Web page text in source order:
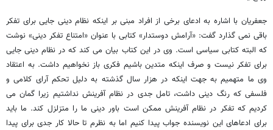
جعفریان با اشاره به ادعای برخی از افراد مبنی بر اینکه نظام دینی جایی برای تفکر
باقی نمی گذارد گفت: «آرامش دوستدار» کتابی با عنوان «امتناع تفکر دینی» نوشت
که البته کتابی سیاسی است. وی در این کتاب بیان می کند که در نظام دینی جایی
برای تفکر نیست و صرف اینکه متدین باشیم فکری باز نخواهیم داشت. به اعتقاد
وی ما متهمیم به جهت اینکه در هزار سال گذشته به دلیل تحکم آرای کلامی و
فلسفی که رنگ دینی داشت، تامل جدی در نظام آفرینش نداشتیم زیرا گمان می
کردیم که تفکر در نظام آفرینش ممکن است باور دینی ما را متزلزل کند. ما باید
برای ادعاهای این نویسنده جواب پیدا کنیم اما به نظرم تا حالا کار جدی برای پیدا